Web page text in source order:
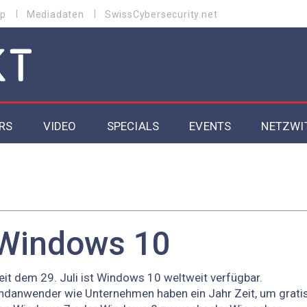
Mediadaten SwissCybersecurity.net
VIDEO SPECIALS
Cloud & Managed Services 2026
EVENTS
10
dem 29. Juli ist Windows 10 weltweit verfügbar.
wie Unternehmen haben ein Jahr Zeit, um